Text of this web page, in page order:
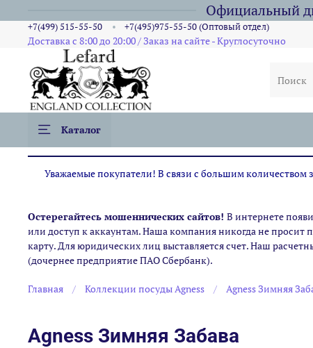
Официальный
Доставка с 8:00 до 20:00 / Заказ на сайте - Круглосуточно
+7(499) 515-55-50 +7(495)975-55-50 (Оптовый отдел)
Каталог
Уважаемые покупатели! В связи с большим количеством
Остерегайтесь мошеннических сайтов! В интернете
или доступ к аккаунтам. Наша компания никогда не
карту. Для юридических лиц выставляется счет. Наш
(дочернее предприятие ПАО Сбербанк).
Главная Коллекции посуды Agness Agness Зимняя
Agness Зимняя Забава